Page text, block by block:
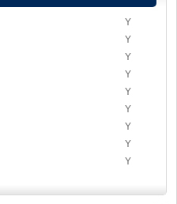
Y
Y
Y
Y
Y
Y
Y
Y
Y